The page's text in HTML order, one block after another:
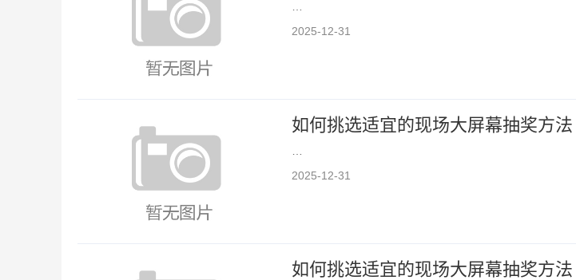
2025-12-31
如何挑选适宜的现场大屏幕抽奖方法
2025-12-31
如何挑选适宜的现场大屏幕抽奖方法